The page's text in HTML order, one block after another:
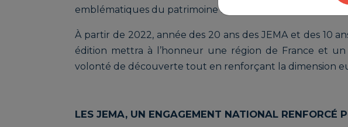
emblématiques du patrimoine français rarement ouverts
À partir de 2022, année des 20 ans des JEMA et des 10
édition mettra à l’honneur une région de France et un
volonté de découverte tout en renforçant la dimension
LES JEMA, UN ENGAGEMENT NATIONAL RENFORCÉ